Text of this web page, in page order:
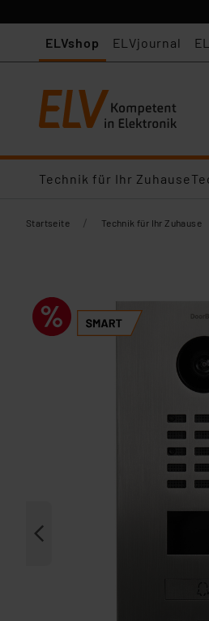
ELVshop ELVjournal
Technik für Ihr Zuhause
Startseite / Technik für Ihr Zuhause